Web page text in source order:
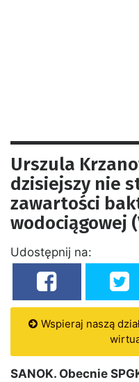
Urszula
dzisiejszy nie
zawartości
wodociągowej
Udostępnij na:
Wspieraj naszą
SANOK. Obecnie